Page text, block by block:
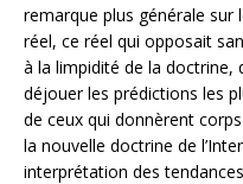
remarque plus générale sur
réel, ce réel qui opposait
à la limpidité de la doctrine,
déjouer les prédictions les
de ceux qui donnèrent
la nouvelle doctrine de
interprétation des